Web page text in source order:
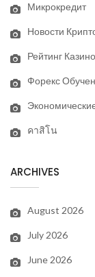
Микрокредит
Новости
Рейтинг Казино
Форекс
คาสิโน
ARCHIVES
August 2026
July 2026
June 2026